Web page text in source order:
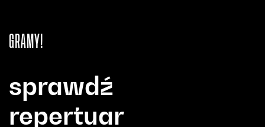
GRAMY!
sprawdź
repertuar